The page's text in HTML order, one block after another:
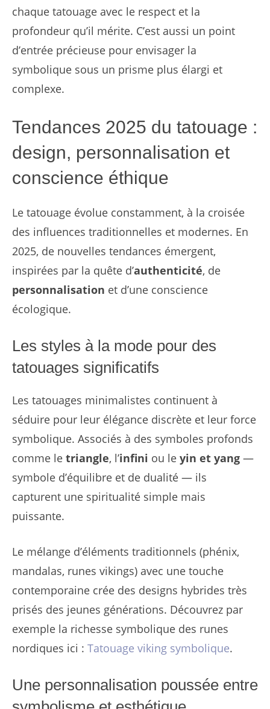
chaque tatouage avec le respect et la
profondeur qu’il mérite. C’est aussi un point
d’entrée précieuse pour envisager la
symbolique sous un prisme plus élargi et
complexe.
Tendances 2025 du tatouage :
design, personnalisation et
conscience éthique
Le tatouage évolue constamment, à la croisée
des influences traditionnelles et modernes. En
2025, de nouvelles tendances émergent,
inspirées par la quête d’authenticité, de
personnalisation et d’une conscience
écologique.
Les styles à la mode pour des
tatouages significatifs
Les tatouages minimalistes continuent à
séduire pour leur élégance discrète et leur force
symbolique. Associés à des symboles profonds
comme le triangle, l’infini ou le yin et yang —
symbole d’équilibre et de dualité — ils
capturent une spiritualité simple mais
puissante.
Le mélange d’éléments traditionnels (phénix,
mandalas, runes vikings) avec une touche
contemporaine crée des designs hybrides très
prisés des jeunes générations. Découvrez par
exemple la richesse symbolique des runes
nordiques ici : Tatouage viking symbolique.
Une personnalisation poussée entre